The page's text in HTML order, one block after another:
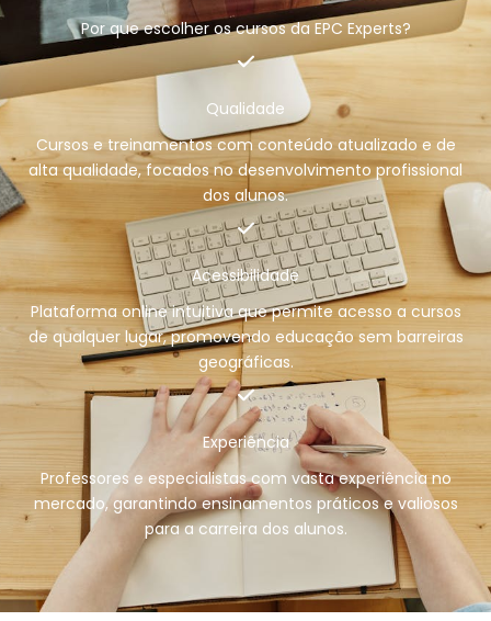
Por que escolher os cursos da EPC Experts?
Qualidade
Cursos e treinamentos com conteúdo atualizado e de
alta qualidade, focados no desenvolvimento profissional
dos alunos.
Acessibilidade
Plataforma online intuitiva que permite acesso a cursos
de qualquer lugar, promovendo educação sem barreiras
geográficas.
Experiência
Professores e especialistas com vasta experiência no
mercado, garantindo ensinamentos práticos e valiosos
para a carreira dos alunos.